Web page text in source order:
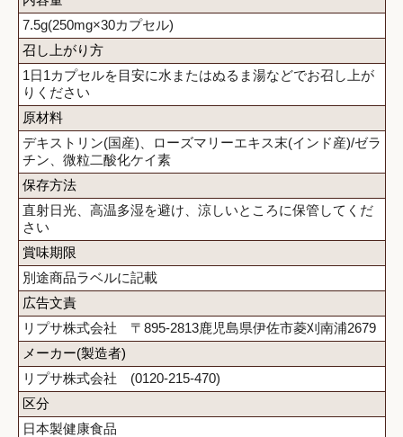
7.5g(250mg×30カプセル)
召し上がり方
1日1カプセルを目安に水またはぬるま湯などでお召し上が
りください
原材料
デキストリン(国産)、ローズマリーエキス末(インド産)/ゼラ
チン、微粒二酸化ケイ素
保存方法
直射日光、高温多湿を避け、涼しいところに保管してくだ
さい
賞味期限
別途商品ラベルに記載
広告文責
リプサ株式会社 〒895-2813鹿児島県伊佐市菱刈南浦2679
メーカー(製造者)
リプサ株式会社 (0120-215-470)
区分
日本製健康食品